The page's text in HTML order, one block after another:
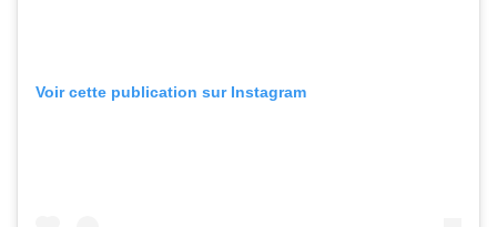
Voir cette publication sur Instagram